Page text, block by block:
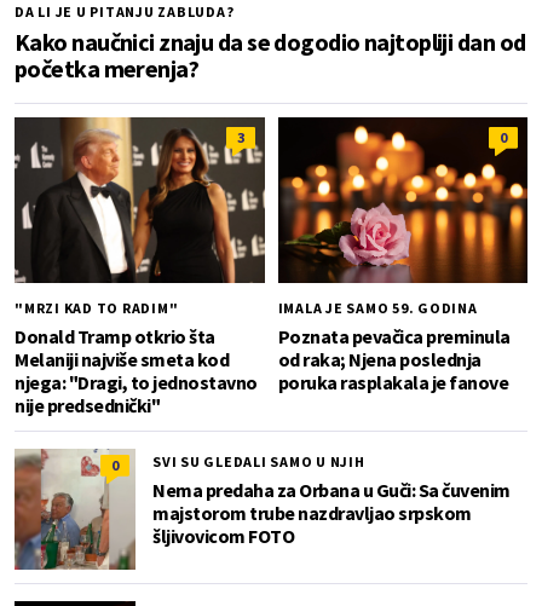
DA LI JE U PITANJU ZABLUDA?
Kako naučnici znaju da se dogodio najtopliji dan od
početka merenja?
3
"MRZI KAD TO RADIM"
Donald Tramp otkrio šta
Melaniji najviše smeta kod
njega: "Dragi, to jednostavno
nije predsednički"
0
IMALA JE SAMO 59. GODINA
Poznata pevačica preminula
od raka; Njena poslednja
poruka rasplakala je fanove
0 SVI SU GLEDALI SAMO U NJIH
Nema predaha za Orbana u Guči: Sa čuvenim
majstorom trube nazdravljao srpskom
šljivovicom FOTO